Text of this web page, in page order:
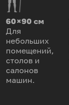
60 × 90 см
Для
небольших
помещений,
столов и
салонов
машин.